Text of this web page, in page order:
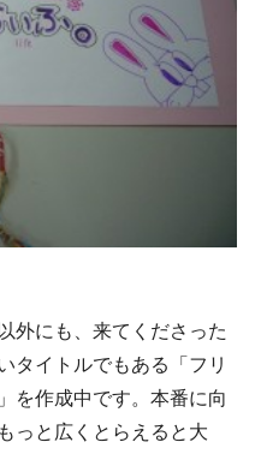
外にも、来てくださった
タイトルでもある「フリ
を作成中です。本番に向
っと広くとらえると大